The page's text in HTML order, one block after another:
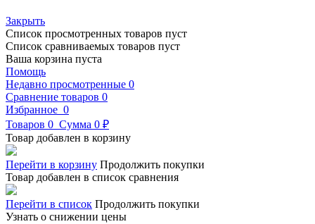
Закрыть
Список просмотренных товаров пуст
Список сравниваемых товаров пуст
Ваша корзина пуста
Помощь
Недавно просмотренные 0
Сравнение товаров 0
Избранное 0
Товаров 0 Сумма 0 ₽
Товар добавлен в корзину
Перейти в корзину Продолжить покупки
Товар добавлен в список сравнения
Перейти в список Продолжить покупки
Узнать о снижении цены